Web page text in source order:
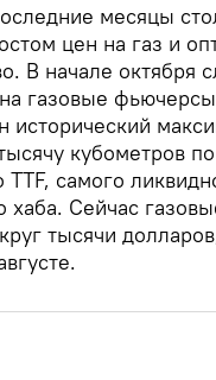
месяцы
цен на газ и
В начале октября
газовые
исторический
кубометров
TTF, самого
хаба. Сейчас
тысячи